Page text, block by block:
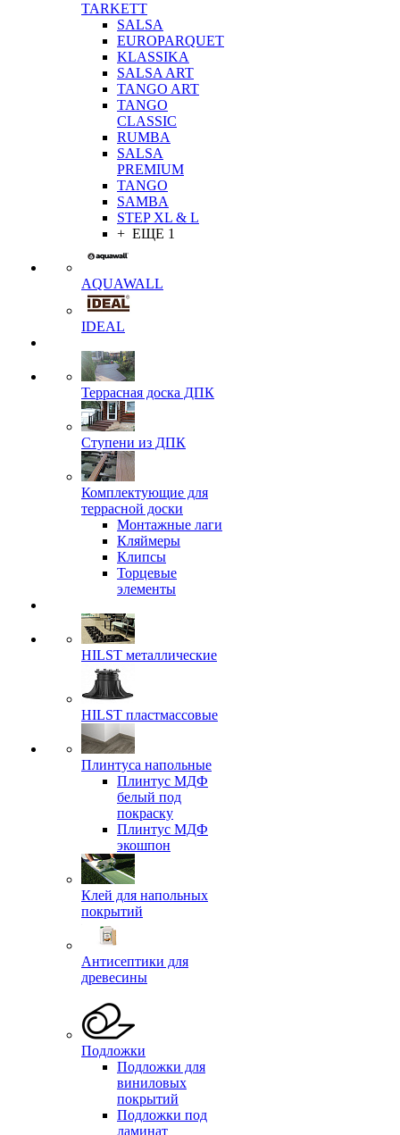
TARKETT
SALSA
EUROPARQUET
KLASSIKA
SALSA ART
TANGO ART
TANGO
CLASSIC
RUMBA
SALSA
PREMIUM
TANGO
SAMBA
STEP XL & L
+ ЕЩЕ 1
AQUAWALL
IDEAL
Террасная доска ДПК
Ступени из ДПК
Комплектующие для
террасной доски
Монтажные лаги
Кляймеры
Клипсы
Торцевые
элементы
HILST металлические
HILST пластмассовые
Плинтуса напольные
Плинтус МДФ
белый под
покраску
Плинтус МДФ
экошпон
Клей для напольных
покрытий
Антисептики для
древесины
Подложки
Подложки для
виниловых
покрытий
Подложки под
ламинат